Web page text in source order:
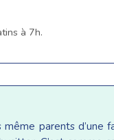
à 7h.
parents d’une